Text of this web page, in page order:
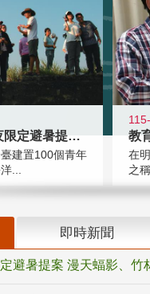
青年壯遊點精選夏夜限定避暑提案 漫
建置100個青年
...
在
之
即時新聞
避暑提案 漫天蝠影、竹